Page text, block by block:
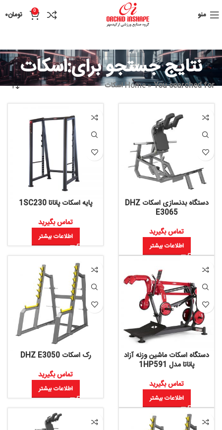
منو 0 تومان۰
نتایج جستجو برای:اسکات
Home»You searched for اسکات
دستگاه بدنسازی اسکات DHZ
E3065
تماس بگیرید
اطلاعات بیشتر
پایه اسکات پاناتا 1SC230
تماس بگیرید
اطلاعات بیشتر
دستگاه اسکات ماشین وزنه آزاد
پاناتا مدل 1HP591
تماس بگیرید
اطلاعات بیشتر
رک اسکات DHZ E3050
تماس بگیرید
اطلاعات بیشتر